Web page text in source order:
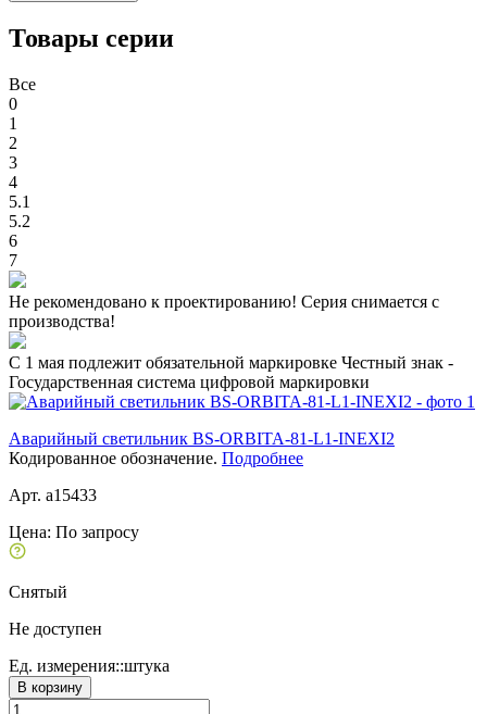
Товары серии
Все
0
1
2
3
4
5.1
5.2
6
7
Не рекомендовано к проектированию! Серия снимается с
производства!
C 1 мая подлежит обязательной маркировке Честный знак -
Государственная система цифровой маркировки
Аварийный светильник BS-ORBITA-81-L1-INEXI2
Кодированное обозначение. Подробнее
Арт. a15433
Цена: По запросу
Снятый
Не доступен
Ед. измерения::штука
В корзину